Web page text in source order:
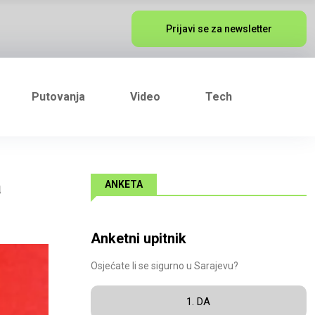
Prijavi se za newsletter
Putovanja Video Tech
ANKETA
Anketni upitnik
Osjećate li se sigurno u Sarajevu?
1. DA